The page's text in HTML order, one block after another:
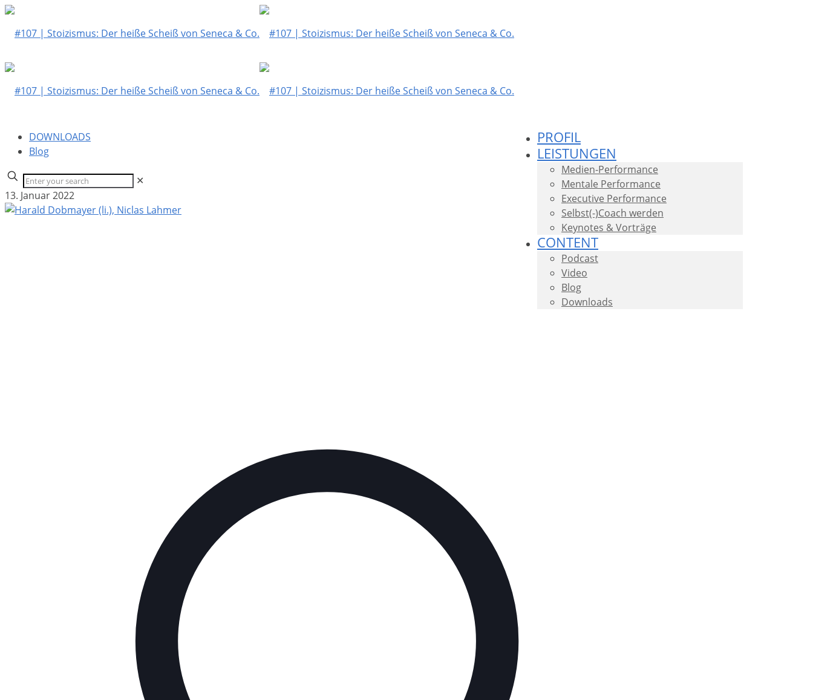
PROFIL
LEISTUNGEN
Medien-Performance
Mentale Performance
Executive Performance
Selbst(-)Coach werden
Keynotes & Vorträge
CONTENT
Podcast
Video
Blog
Downloads
DOWNLOADS
Blog
✕
13. Januar 2022